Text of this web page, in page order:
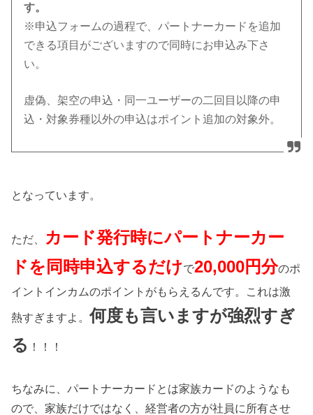
す。
※申込フォームの過程で、パートナーカードを追加
できる項目がございますので同時にお申込み下さ
い。
虚偽、架空の申込・同一ユーザーの二回目以降の申
込・対象券種以外の申込はポイント追加の対象外。
となっています。
ただ、
カード発行時にパートナーカー
ドを同時申込するだけで20,000円分のポ
イントインカムのポイントがもらえるんです。これは激
熱すぎますよ。何度も言いますが強烈すぎ
る ！！！
ちなみに、パートナーカードとは家族カードのようなも
ので、家族だけではなく、経営者の方が社員に所有させ